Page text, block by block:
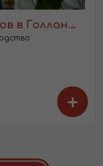
Сбор тепличных огурцов в Голландии
+